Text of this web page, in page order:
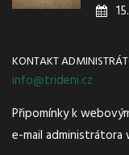
KONTAKT
info@trideni.cz
Připomínky k
e-mail administrátora